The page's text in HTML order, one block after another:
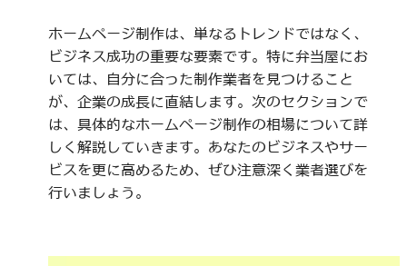
ホームページ制作は、単なるトレンドではなく、
ビジネス成功の重要な要素です。特に弁当屋にお
いては、自分に合った制作業者を見つけること
が、企業の成長に直結します。次のセクションで
は、具体的なホームページ制作の相場について詳
しく解説していきます。あなたのビジネスやサー
ビスを更に高めるため、ぜひ注意深く業者選びを
行いましょう。